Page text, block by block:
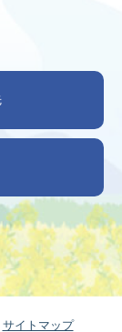
サイトマップ